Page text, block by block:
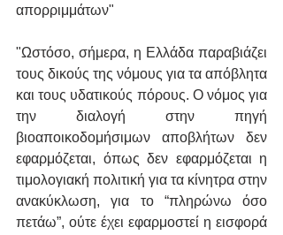
απορριμμάτων"
"Ωστόσο, σήμερα, η Ελλάδα παραβιάζει
τους δικούς της νόμους για τα απόβλητα
και τους υδατικούς πόρους. Ο νόμος για
την διαλογή στην πηγή
βιοαποικοδομήσιμων αποβλήτων δεν
εφαρμόζεται, όπως δεν εφαρμόζεται η
τιμολογιακή πολιτική για τα κίνητρα στην
ανακύκλωση, για το “πληρώνω όσο
πετάω”, ούτε έχει εφαρμοστεί η εισφορά